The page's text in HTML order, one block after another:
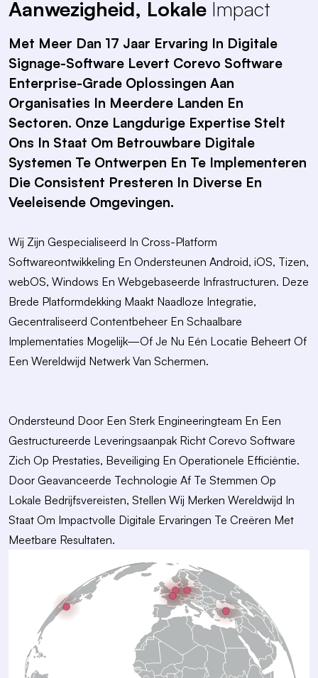
Aanwezigheid, Lokale Impact
Met Meer Dan 17 Jaar Ervaring In Digitale
Signage-Software Levert Corevo Software
Enterprise-Grade Oplossingen Aan
Organisaties In Meerdere Landen En
Sectoren. Onze Langdurige Expertise Stelt
Ons In Staat Om Betrouwbare Digitale
Systemen Te Ontwerpen En Te Implementeren
Die Consistent Presteren In Diverse En
Veeleisende Omgevingen.
Wij Zijn Gespecialiseerd In Cross-Platform
Softwareontwikkeling En Ondersteunen Android, iOS, Tizen,
webOS, Windows En Webgebaseerde Infrastructuren. Deze
Brede Platformdekking Maakt Naadloze Integratie,
Gecentraliseerd Contentbeheer En Schaalbare
Implementaties Mogelijk—Of Je Nu Eén Locatie Beheert Of
Een Wereldwijd Netwerk Van Schermen.
Ondersteund Door Een Sterk Engineeringteam En Een
Gestructureerde Leveringsaanpak Richt Corevo Software
Zich Op Prestaties, Beveiliging En Operationele Efficiëntie.
Door Geavanceerde Technologie Af Te Stemmen Op
Lokale Bedrijfsvereisten, Stellen Wij Merken Wereldwijd In
Staat Om Impactvolle Digitale Ervaringen Te Creëren Met
Meetbare Resultaten.